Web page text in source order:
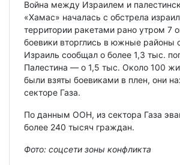
Война между Израилем и
«Хамас» началась с обстрела
территории ракетами рано утром 7
боевики вторглись в южные районы
Израиль сообщал о более 1,3 тыс.
Палестина — о 1,5 тыс. Около 100
были взяты боевиками в плен, они
секторе Газа.
По данным ООН, из сектора Газа
более 240 тысяч граждан.
Фото: соцсети зоны конфликта